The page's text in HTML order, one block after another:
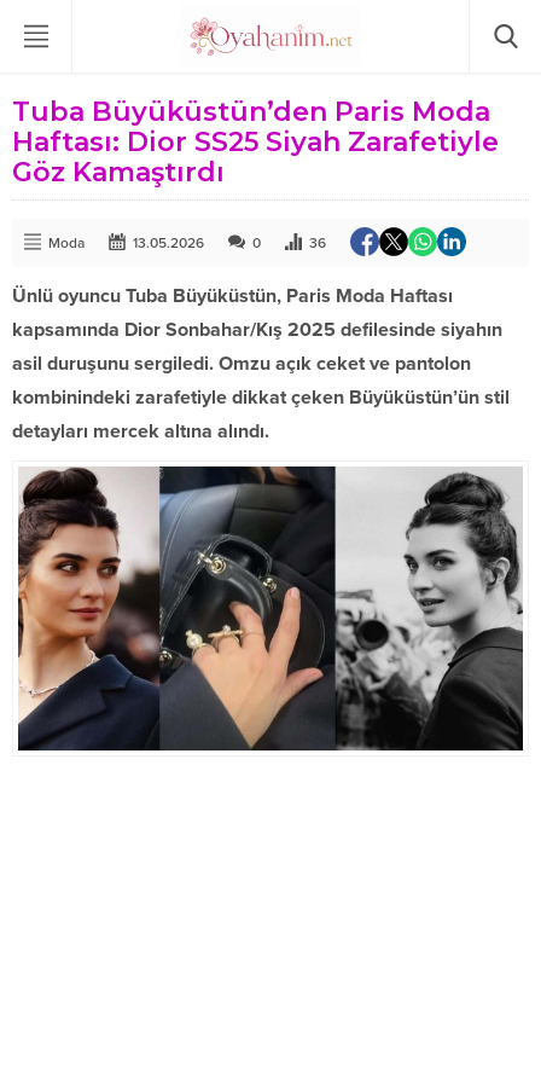
Tuba Büyüküstün’den Paris Moda
Haftası: Dior SS25 Siyah Zarafetiyle
Göz Kamaştırdı
Moda 13.05.2026 0 36
Ünlü oyuncu Tuba Büyüküstün, Paris Moda Haftası
kapsamında Dior Sonbahar/Kış 2025 defilesinde siyahın
asil duruşunu sergiledi. Omzu açık ceket ve pantolon
kombinindeki zarafetiyle dikkat çeken Büyüküstün’ün stil
detayları mercek altına alındı.